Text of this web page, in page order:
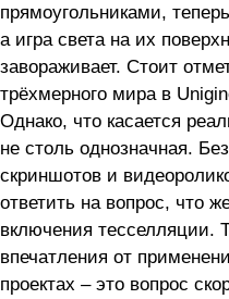
прямоугольниками,
а игра света на их
завораживает. Стоит
трёхмерного мира в
Однако, что касается
не столь однозначная.
скриншотов и
ответить на вопрос, что
включения тесселляции.
впечатления от
проектах – это вопрос